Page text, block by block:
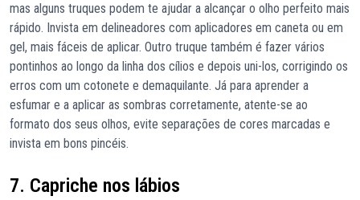
mas alguns truques podem te ajudar a alcançar o olho perfeito mais
rápido. Invista em delineadores com aplicadores em caneta ou em
gel, mais fáceis de aplicar. Outro truque também é fazer vários
pontinhos ao longo da linha dos cílios e depois uni-los, corrigindo os
erros com um cotonete e demaquilante. Já para aprender a
esfumar e a aplicar as sombras corretamente, atente-se ao
formato dos seus olhos, evite separações de cores marcadas e
invista em bons pincéis.
7. Capriche nos lábios